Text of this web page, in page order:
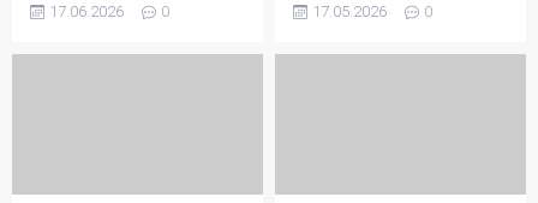
Odası Karadeniz Ereğli Şube
etkinliklerine katılım
17.06.2026 0
bir simanın girişimiyle geldi..
tanıdık bir sima Talat
17.05.2026 0